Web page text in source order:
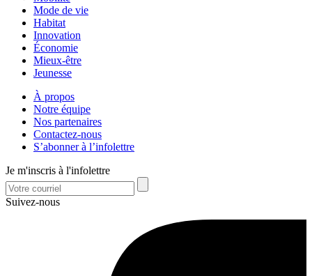
Mode de vie
Habitat
Innovation
Économie
Mieux-être
Jeunesse
À propos
Notre équipe
Nos partenaires
Contactez-nous
S’abonner à l’infolettre
Je m'inscris à l'infolettre
Suivez-nous